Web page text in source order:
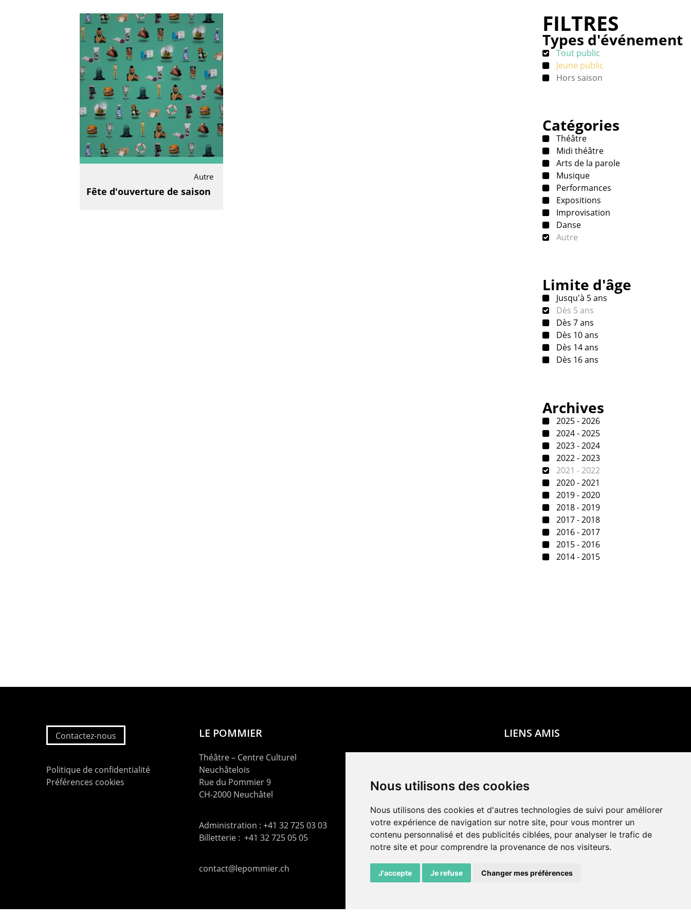
Nous utilisons des cookies
Nous utilisons des cookies et d'autres technologies de suivi pour améliorer
votre expérience de navigation sur notre site, pour vous montrer un
contenu personnalisé et des publicités ciblées, pour analyser le trafic de
notre site et pour comprendre la provenance de nos visiteurs.
J'accepte Je refuse Changer mes préférences
Autre
Fête d'ouverture de saison
FILTRES
Types d'événement
Tout public
Jeune public
Hors saison
Catégories
Théâtre
Midi théâtre
Arts de la parole
Musique
Performances
Expositions
Improvisation
Danse
Autre
Limite d'âge
Jusqu'à 5 ans
Dès 5 ans
Dès 7 ans
Dès 10 ans
Dès 14 ans
Dès 16 ans
Archives
2025 - 2026
2024 - 2025
2023 - 2024
2022 - 2023
2021 - 2022
2020 - 2021
2019 - 2020
2018 - 2019
2017 - 2018
2016 - 2017
2015 - 2016
2014 - 2015
Contactez-nous
Politique de confidentialité
Préférences cookies
LE POMMIER
Théâtre – Centre Culturel
Neuchâtelois
Rue du Pommier 9
CH-2000 Neuchâtel
Administration : +41 32 725 03 03
Billetterie : +41 32 725 05 05
contact@lepommier.ch
LIENS AMIS